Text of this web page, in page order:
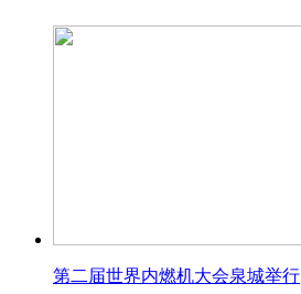
第二届世界内燃机大会泉城举行